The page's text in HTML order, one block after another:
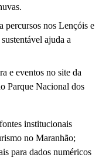
percursos nos Lençóis e
ajuda a
e eventos no site da
Parque Nacional dos
institucionais
no Maranhão;
para dados numéricos